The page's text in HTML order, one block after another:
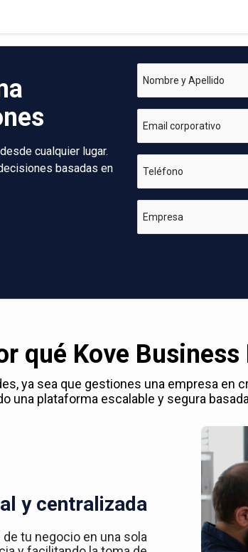
cualquier lugar.
basadas en
Nombre y Apellido
Email corporativo
Teléfono
Empresa
qué Kove Business
ya sea que gestiones una empresa en
una plataforma escalable y segura
y centralizada
tu negocio en una sola